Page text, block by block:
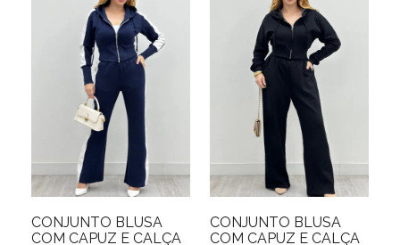
CONJUNTO BLUSA
COM CAPUZ E CALÇA
CONJUNTO BLUSA
COM CAPUZ E CALÇA